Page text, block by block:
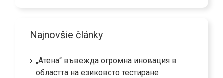
Najnovšie články
„Атена“ въвежда огромна иновация в
областта на езиковото тестиране